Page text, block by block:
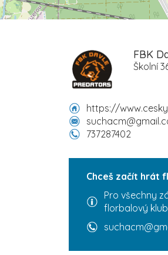
FBK
Školní
https://
737287402
Chceš začít hrát
Pro všechny
florbalový